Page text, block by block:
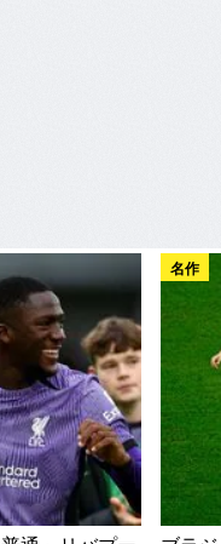
名作